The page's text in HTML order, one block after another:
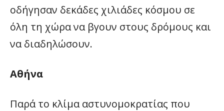
οδήγησαν δεκάδες χιλιάδες κόσμου σε
όλη τη χώρα να βγουν στους δρόμους και
να διαδηλώσουν.
Αθήνα
Παρά το κλίμα αστυνομοκρατίας που